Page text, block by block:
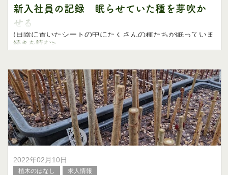
新入社員の記録 眠らせていた種を芽吹か
せる
(日陰に置いたシートの中にたくさんの種たちが眠っていま
す)
すっかり春の陽気を感じられる季節になり、快適に作業が
できるようになりましたね。
続きを読む>
2022年02月10日
植木のはなし 求人情報